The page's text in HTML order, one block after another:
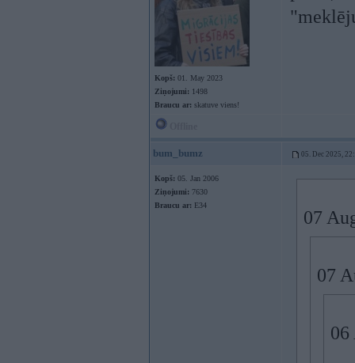
Kopš: 01. May 2023
Ziņojumi: 1498
Braucu ar: skatuve viens!
bum_bumz 05. Dec 2025,
Kopš: 05. Jan 2006
Ziņojumi: 7630
Braucu ar: E34
07
07
06